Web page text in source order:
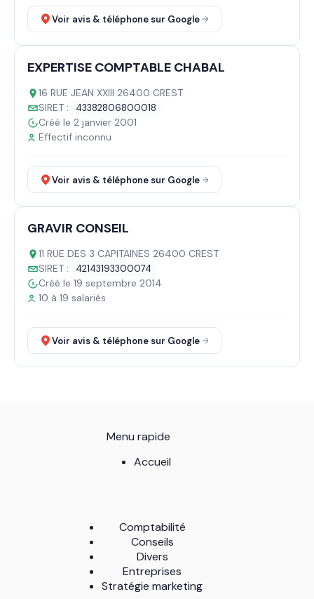
Voir avis & téléphone sur Google
EXPERTISE COMPTABLE CHABAL
16 RUE JEAN XXIII 26400 CREST
SIRET :
43382806800018
Créé le 2 janvier 2001
Effectif inconnu
Voir avis & téléphone sur Google
GRAVIR CONSEIL
11 RUE DES 3 CAPITAINES 26400 CREST
SIRET :
42143193300074
Créé le 19 septembre 2014
10 à 19 salariés
Voir avis & téléphone sur Google
Menu rapide
Accueil
Comptabilité
Conseils
Divers
Entreprises
Stratégie marketing